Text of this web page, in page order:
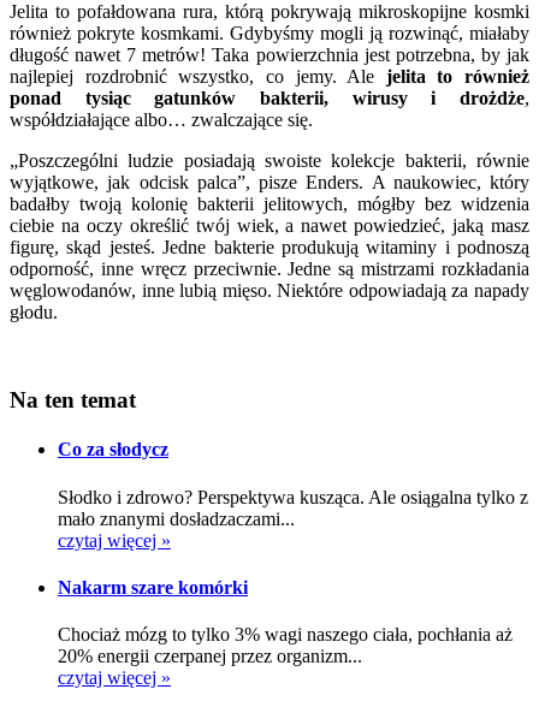
Jelita to pofałdowana rura, którą pokrywają mikroskopijne kosmki
również pokryte kosmkami. Gdybyśmy mogli ją rozwinąć, miałaby
długość nawet 7 metrów! Taka powierzchnia jest potrzebna, by jak
najlepiej rozdrobnić wszystko, co jemy. Ale jelita to również
ponad tysiąc gatunków bakterii, wirusy i drożdże,
współdziałające albo… zwalczające się.
„Poszczególni ludzie posiadają swoiste kolekcje bakterii, równie
wyjątkowe, jak odcisk palca”, pisze Enders. A naukowiec, który
badałby twoją kolonię bakterii jelitowych, mógłby bez widzenia
ciebie na oczy określić twój wiek, a nawet powiedzieć, jaką masz
figurę, skąd jesteś. Jedne bakterie produkują witaminy i podnoszą
odporność, inne wręcz przeciwnie. Jedne są mistrzami rozkładania
węglowodanów, inne lubią mięso. Niektóre odpowiadają za napady
głodu.
Na ten temat
Co za słodycz
Słodko i zdrowo? Perspektywa kusząca. Ale osiągalna tylko z
mało znanymi dosładzaczami...
czytaj więcej »
Nakarm szare komórki
Chociaż mózg to tylko 3% wagi naszego ciała, pochłania aż
20% energii czerpanej przez organizm...
czytaj więcej »